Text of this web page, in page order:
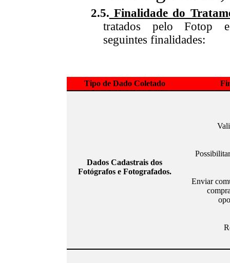
2.5. Finalidade do
tratados pelo Fotop
seguintes finalidades:
Tipo de Dado Coletado
Dados Cadastrais dos
Fotógrafos e Fotografados.
Enviar